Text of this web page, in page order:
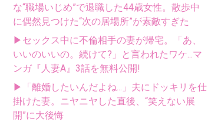
な“職場いじめ”で退職した44歳女性。散歩中
に偶然見つけた“次の居場所”が素敵すぎた
▶セックス中に不倫相手の妻が帰宅。「あ、
いいのいいの。続けて?」と言われたワケ...マ
ンガ『人妻A』3話を無料公開!
▶「離婚したいんだよね...」夫にドッキリを仕
掛けた妻。ニヤニヤした直後、“笑えない展
開”に大後悔